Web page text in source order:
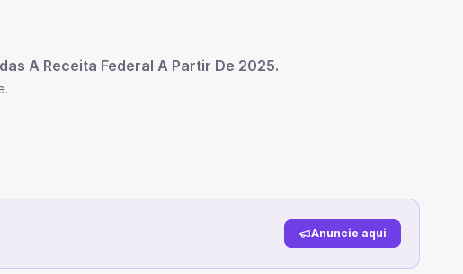
A Receita Federal A Partir De 2025.
Anuncie aqui